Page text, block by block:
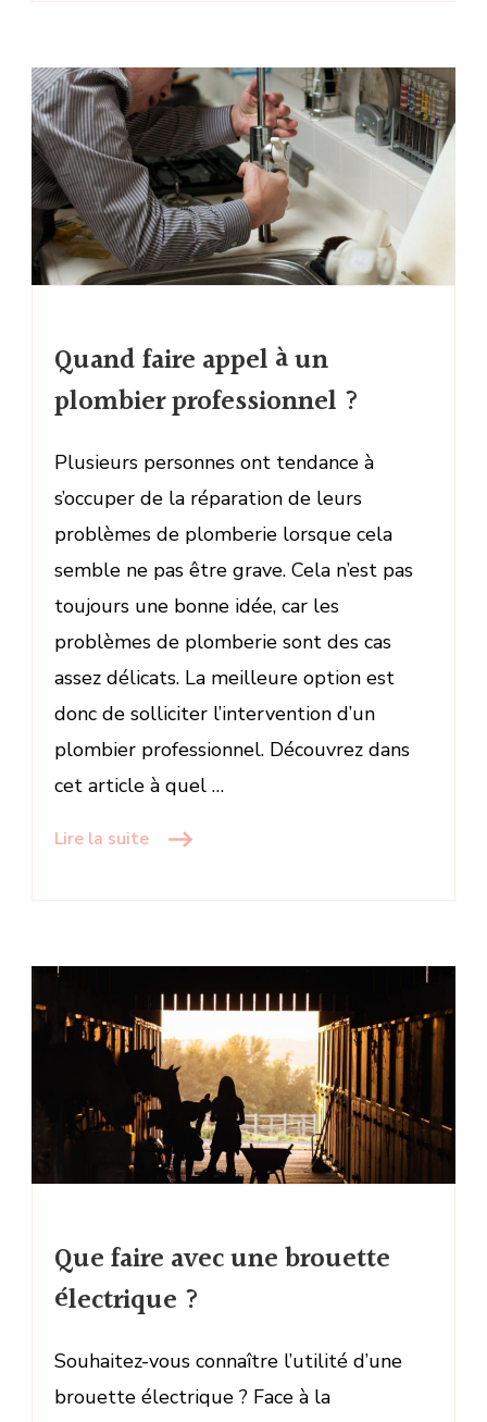
Quand faire appel à un
plombier professionnel ?
Plusieurs personnes ont tendance à
s’occuper de la réparation de leurs
problèmes de plomberie lorsque cela
semble ne pas être grave. Cela n’est pas
toujours une bonne idée, car les
problèmes de plomberie sont des cas
assez délicats. La meilleure option est
donc de solliciter l’intervention d’un
plombier professionnel. Découvrez dans
cet article à quel …
Lire la suite
Que faire avec une brouette
électrique ?
Souhaitez-vous connaître l’utilité d’une
brouette électrique ? Face à la